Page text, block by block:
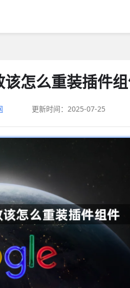
怎么重装插件
更新时间：2025-07-25